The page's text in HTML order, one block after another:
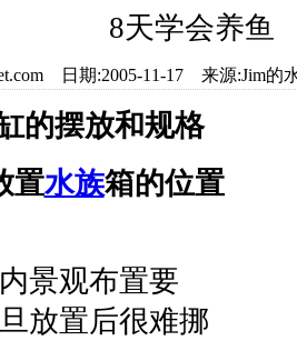
8天学会养鱼
日期:2005-11-17 来源:Jim
的摆放和规格
置水族箱的位置
观布置要
放置后很难挪